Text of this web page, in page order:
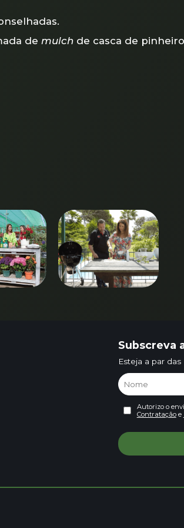
de mulchde casca de
Subscreva
Esteja a par
Autorizo o
Contrataçãoe